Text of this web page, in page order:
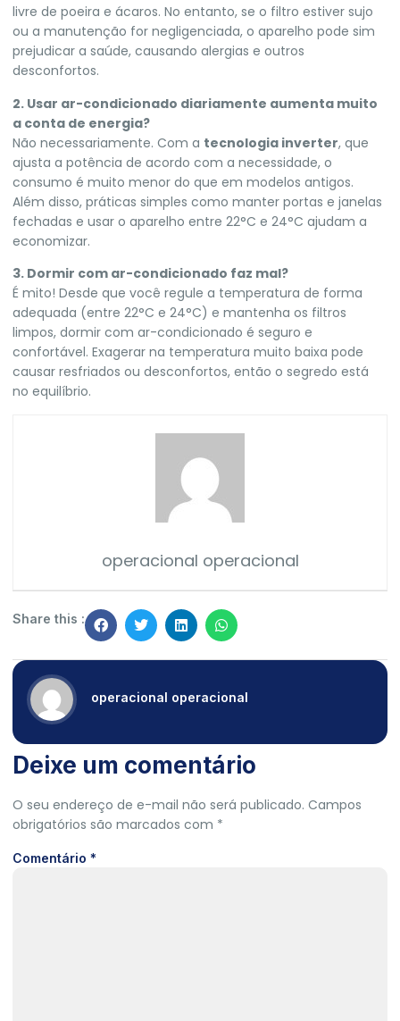
livre de poeira e ácaros. No entanto, se o filtro estiver sujo
ou a manutenção for negligenciada, o aparelho pode sim
prejudicar a saúde, causando alergias e outros
desconfortos.
2. Usar ar-condicionado diariamente aumenta muito
a conta de energia?
Não necessariamente. Com a tecnologia inverter, que
ajusta a potência de acordo com a necessidade, o
consumo é muito menor do que em modelos antigos.
Além disso, práticas simples como manter portas e janelas
fechadas e usar o aparelho entre 22°C e 24°C ajudam a
economizar.
3. Dormir com ar-condicionado faz mal?
É mito! Desde que você regule a temperatura de forma
adequada (entre 22°C e 24°C) e mantenha os filtros
limpos, dormir com ar-condicionado é seguro e
confortável. Exagerar na temperatura muito baixa pode
causar resfriados ou desconfortos, então o segredo está
no equilíbrio.
operacional operacional
Share this :
operacional operacional
Deixe um comentário
O seu endereço de e-mail não será publicado. Campos
obrigatórios são marcados com *
Comentário *